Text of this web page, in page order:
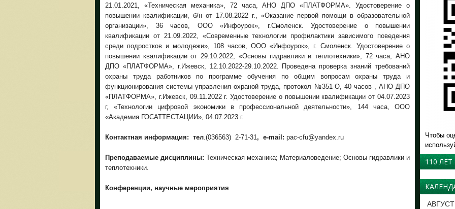
21.01.2021, «Техническая механика», 72 часа, АНО ДПО «ПЛАТФОРМА». Удостоверение о
повышении квалификации, б/н от 17.08.2022 г., «Оказание первой помощи в образовательной
организации», 36 часов, ООО «Инфоурок», г.Смоленск. Удостоверение о повышении
квалификации от 21.09.2022, «Современные технологии профилактики зависимого поведения
среди подростков и молодежи», 108 часов, ООО «Инфоурок», г. Смоленск. Удостоверение о
повышении квалификации от 29.10.2022, «Основы гидравлики и теплотехники», 72 часа, АНО
ДПО «ПЛАТФОРМА», г.Ижевск, 12.10.2022-29.10.2022. Проведена проверка знаний требований
охраны труда работников по программе обучения по общим вопросам охраны труда и
функционирования системы управления охраной труда, протокол №351-О, 40 часов , АНО ДПО
«ПЛАТФОРМА», г.Ижевск, 09.11.2022 г. Удостоверение о повышении квалификации от 04.07.2023
г, «Технологии цифровой экономики в профессиональной деятельности», 144 часа, ООО
«Академия ГОСАТТЕСТАЦИИ», 04.07.2023 г.
Контактная информация: тел.(036563) 2-71-31, е-mail: pac-cfu@yandex.ru
Преподаваемые дисциплины: Техническая механика; Материаловедение; Основы гидравлики и
теплотехники.
Конференции, научные мероприятия
Чтобы
110